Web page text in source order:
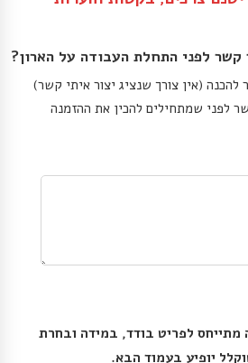
לפני התחלת העבודה על הארון?
(אין צורך שנציג יצור איתי קשר)
לפני שמתחילים להכין את ההזמנה